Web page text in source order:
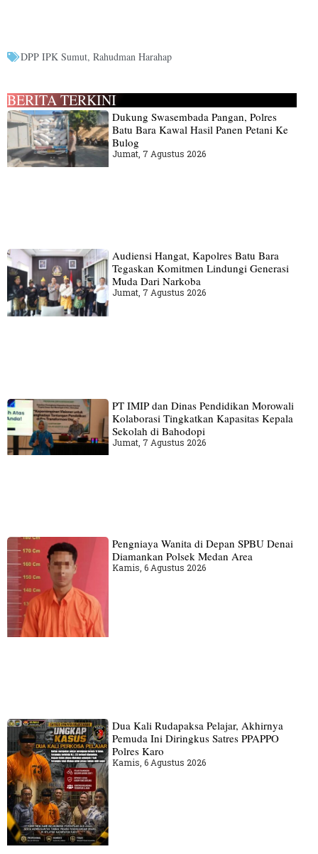
DPP IPK Sumut, Rahudman Harahap
BERITA TERKINI
Dukung Swasembada Pangan, Polres
Batu Bara Kawal Hasil Panen Petani Ke
Bulog
Jumat, 7 Agustus 2026
Audiensi Hangat, Kapolres Batu Bara
Tegaskan Komitmen Lindungi Generasi
Muda Dari Narkoba
Jumat, 7 Agustus 2026
PT IMIP dan Dinas Pendidikan Morowali
Kolaborasi Tingkatkan Kapasitas Kepala
Sekolah di Bahodopi
Jumat, 7 Agustus 2026
Pengniaya Wanita di Depan SPBU Denai
Diamankan Polsek Medan Area
Kamis, 6 Agustus 2026
Dua Kali Rudapaksa Pelajar, Akhirnya
Pemuda Ini Diringkus Satres PPAPPO
Polres Karo
Kamis, 6 Agustus 2026